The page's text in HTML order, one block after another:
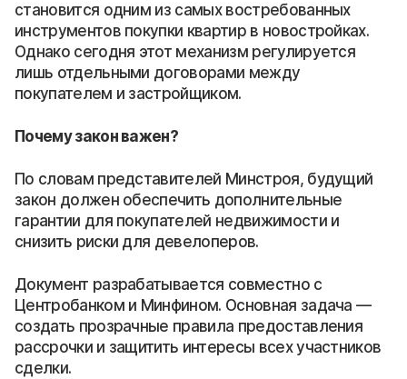
становится одним из самых востребованных
инструментов покупки квартир в новостройках.
Однако сегодня этот механизм регулируется
лишь отдельными договорами между
покупателем и застройщиком.
Почему закон важен?
По словам представителей Минстроя, будущий
закон должен обеспечить дополнительные
гарантии для покупателей недвижимости и
снизить риски для девелоперов.
Документ разрабатывается совместно с
Центробанком и Минфином. Основная задача —
создать прозрачные правила предоставления
рассрочки и защитить интересы всех участников
сделки.